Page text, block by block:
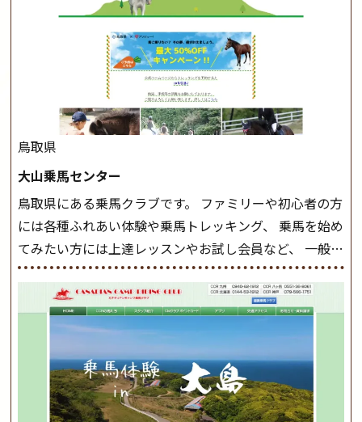
軽速歩(けいはやあし)ができるようになったら スタート
クラスへ。 グループレッスンで馬のスピードを調整し
ながら 軽速歩・正反撞(せいはんどう)を学びます。 安定
した手綱操作と軽速歩・正反撞ができるようになれば
駈歩(かけあし)練習に入ります。 ホップクラス スタート
クラスで常歩(なみあし)や 速歩、駈歩の初歩をマスター
したら、 次は部班にて駈歩を含めた誘導練習を行いま
しょう。 ステップクラス ホップクラスまでに練習した
まとめをします。 三種歩法をマスターし、ワンランク上
の扶助操作や誘導方法を身につけましょう。 注意事項
◆馬場使用状況により、使用する馬場はこちらで決定い
たしますのでご了承ください ◆基本は雨天決行です
が、落雷・強風等のより、安全上急遽中止させていただ
く場合がございます。 ◆三木ホースランドパークの協議
会や講習会等により、一部レッスンが中止になる場合が
ございます。 その際、ご予約いただいている皆様には事
前にご連絡いたします。MIKIホーストレックのツアー
はこちら
鳥取県
大山乗馬センター
鳥取県にある乗馬クラブです。 ファミリーや初心者の方
には各種ふれあい体験や乗馬トレッキング、 乗馬を始め
てみたい方には上達レッスンやお試し会員など、 一般の
方に幅広くお楽しみいただける施設を目指しています。
また、お手軽（低価格）に会員になったり自分の馬を持
つことのできる乗馬クラブでもあり、 健康や趣味、スポ
ーツ競技として、老若男女様々な方が、日々乗馬をお楽
しみいただいています。 なお、ゴールデンウィークと夏
休み期間中は無休で営業していますので、ぜひご家族で
お越しください！大山乗馬センターの紹介記事はこち